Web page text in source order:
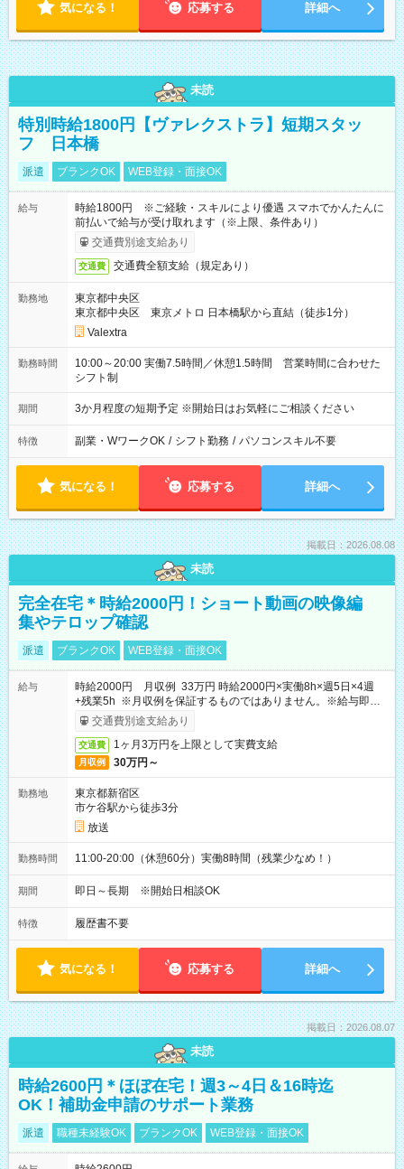
気になる！ 応募する 詳細へ
未読
特別時給1800円【ヴァレクストラ】短期スタッ
フ 日本橋
派遣 ブランクOK WEB登録・面接OK
給与
時給1800円 ※ご経験・スキルにより優遇 スマホでかんたんに
前払いで給与が受け取れます（※上限、条件あり）
交通費別途支給あり
交通費 交通費全額支給（規定あり）
勤務地
東京都中央区
東京都中央区 東京メトロ 日本橋駅から直結（徒歩1分）
Valextra
勤務時間
10:00～20:00 実働7.5時間／休憩1.5時間 営業時間に合わせた
シフト制
期間 3か月程度の短期予定 ※開始日はお気軽にご相談ください
特徴 副業・WワークOK / シフト勤務 / パソコンスキル不要
気になる！ 応募する 詳細へ
掲載日：2026.08.08
未読
完全在宅＊時給2000円！ショート動画の映像編
集やテロップ確認
派遣 ブランクOK WEB登録・面接OK
給与
時給2000円 月収例 33万円 時給2000円×実働8h×週5日×4週
+残業5h ※月収例を保証するものではありません。※給与即受
取りサービス利用可（利用条件有）
交通費別途支給あり
交通費 1ヶ月3万円を上限として実費支給
月収例 30万円～
勤務地
東京都新宿区
市ケ谷駅から徒歩3分
放送
勤務時間 11:00-20:00（休憩60分）実働8時間（残業少なめ！）
期間 即日～長期 ※開始日相談OK
特徴 履歴書不要
気になる！ 応募する 詳細へ
掲載日：2026.08.07
未読
時給2600円＊ほぼ在宅！週3～4日＆16時迄
OK！補助金申請のサポート業務
派遣 職種未経験OK ブランクOK WEB登録・面接OK